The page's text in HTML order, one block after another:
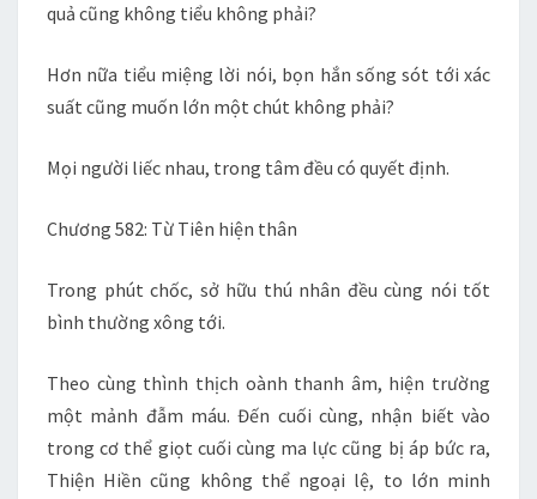
quả cũng không tiểu không phải?
Hơn nữa tiểu miệng lời nói, bọn hắn sống sót tới xác
suất cũng muốn lớn một chút không phải?
Mọi người liếc nhau, trong tâm đều có quyết định.
Chương 582: Từ Tiên hiện thân
Trong phút chốc, sở hữu thú nhân đều cùng nói tốt
bình thường xông tới.
Theo cùng thình thịch oành thanh âm, hiện trường
một mảnh đẫm máu. Đến cuối cùng, nhận biết vào
trong cơ thể giọt cuối cùng ma lực cũng bị áp bức ra,
Thiện Hiền cũng không thể ngoại lệ, to lớn minh